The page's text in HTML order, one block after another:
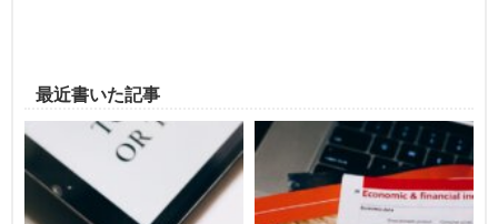
最近書いた記事